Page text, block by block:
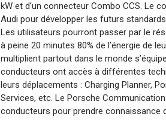
kW et d’un connecteur Combo CCS. Le
Audi pour développer les futurs
Les utilisateurs pourront passer par le
à peine 20 minutes 80% de l’énergie de
multiplient partout dans le monde
conducteurs ont accès à différentes
leurs déplacements : Charging Planner,
Services, etc. Le Porsche
conducteurs pour prendre connaissance